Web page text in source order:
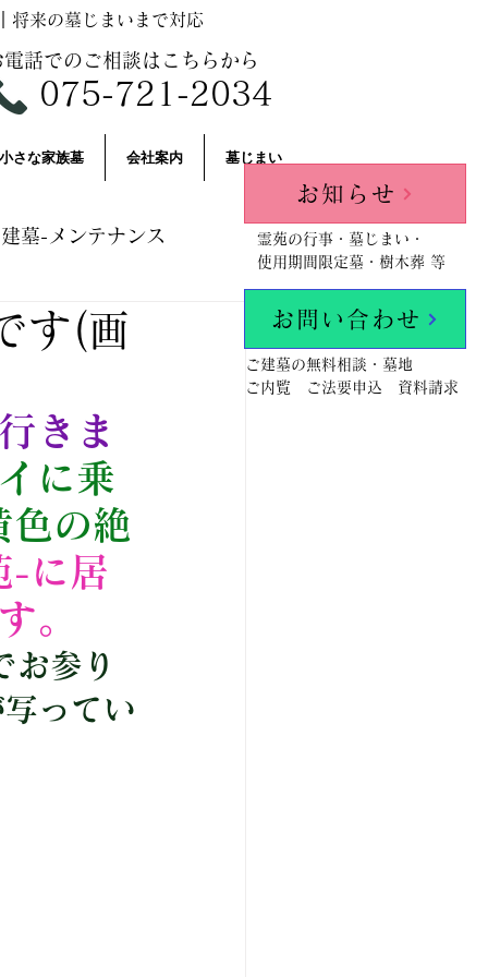
お知らせ
霊苑の行事・墓じまい・
使用期間限定墓・樹木葬 等
お問い合わせ
ご建墓の無料相談・墓地
ご内覧 ご法要申込 資料請求
電話でのご相談はこちらから
075-721-2034
小さな家族墓 会社案内 墓じまい
将来の墓じまいまで対応
建墓-メンテナンス
す(画
きま
に乗
色の絶
-に居
。
お参り
ってい